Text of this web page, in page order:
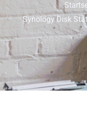
Synology Disk